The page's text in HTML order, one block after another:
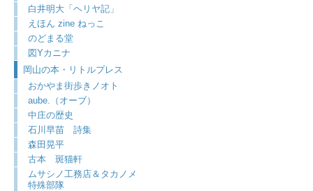
白井明大「ヘリヤ記」
えほん zine ねっこ
のどまる堂
図Yカニナ
岡山の本・リトルプレス
おかやま街歩きノオト
aube.（オーブ）
中庄の歴史
石川早苗 詩集
森田晃平
古本 斑猫軒
ムサシノ工務店＆タカノメ
特殊部隊